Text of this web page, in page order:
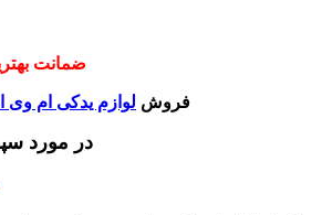
ضمانت بهترین
فروش لوازم یدکی ام وی
در مورد